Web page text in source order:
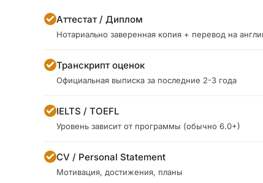
Аттестат / Диплом
Нотариально заверенная копия + перевод на
Транскрипт оценок
Официальная выписка за последние 2-3 года
IELTS / TOEFL
Уровень зависит от программы (обычно 6.0+)
CV / Personal Statement
Мотивация, достижения, планы